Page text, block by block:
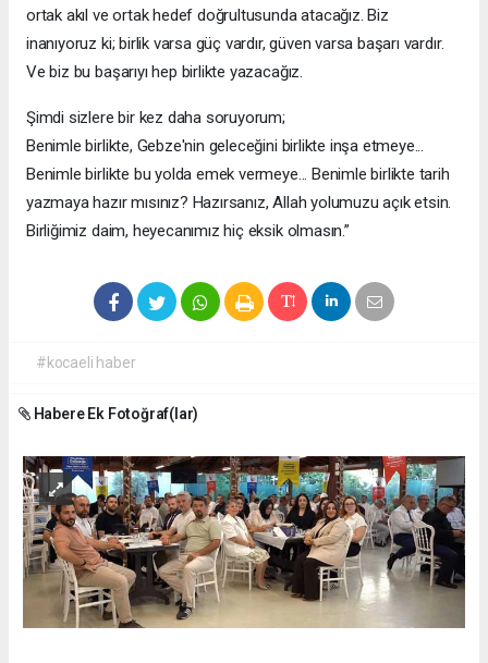
ortak akıl ve ortak hedef doğrultusunda atacağız. Biz
inanıyoruz ki; birlik varsa güç vardır, güven varsa başarı vardır.
Ve biz bu başarıyı hep birlikte yazacağız.
Şimdi sizlere bir kez daha soruyorum;
Benimle birlikte, Gebze'nin geleceğini birlikte inşa etmeye...
Benimle birlikte bu yolda emek vermeye... Benimle birlikte tarih
yazmaya hazır mısınız? Hazırsanız, Allah yolumuzu açık etsin.
Birliğimiz daim, heyecanımız hiç eksik olmasın.”
#kocaeli haber
Habere Ek Fotoğraf(lar)